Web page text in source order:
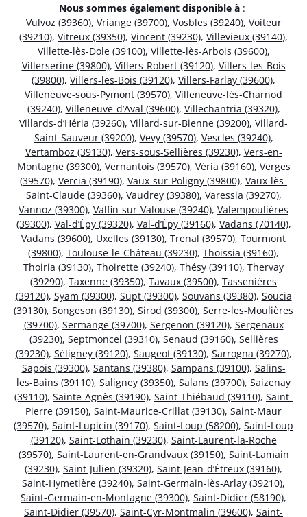
Nous sommes également disponible à :
Vulvoz (39360), Vriange (39700), Vosbles (39240), Voiteur
(39210), Vitreux (39350), Vincent (39230), Villevieux (39140),
Villette-lès-Dole (39100), Villette-lès-Arbois (39600),
Villerserine (39800), Villers-Robert (39120), Villers-les-Bois
(39800), Villers-les-Bois (39120), Villers-Farlay (39600),
Villeneuve-sous-Pymont (39570), Villeneuve-lès-Charnod
(39240), Villeneuve-d’Aval (39600), Villechantria (39320),
Villards-d’Héria (39260), Villard-sur-Bienne (39200), Villard-
Saint-Sauveur (39200), Vevy (39570), Vescles (39240),
Vertamboz (39130), Vers-sous-Sellières (39230), Vers-en-
Montagne (39300), Vernantois (39570), Véria (39160), Verges
(39570), Vercia (39190), Vaux-sur-Poligny (39800), Vaux-lès-
Saint-Claude (39360), Vaudrey (39380), Varessia (39270),
Vannoz (39300), Valfin-sur-Valouse (39240), Valempoulières
(39300), Val-d’Épy (39320), Val-d’Épy (39160), Vadans (70140),
Vadans (39600), Uxelles (39130), Trenal (39570), Tourmont
(39800), Toulouse-le-Château (39230), Thoissia (39160),
Thoiria (39130), Thoirette (39240), Thésy (39110), Thervay
(39290), Taxenne (39350), Tavaux (39500), Tassenières
(39120), Syam (39300), Supt (39300), Souvans (39380), Soucia
(39130), Songeson (39130), Sirod (39300), Serre-les-Moulières
(39700), Sermange (39700), Sergenon (39120), Sergenaux
(39230), Septmoncel (39310), Senaud (39160), Sellières
(39230), Séligney (39120), Saugeot (39130), Sarrogna (39270),
Sapois (39300), Santans (39380), Sampans (39100), Salins-
les-Bains (39110), Saligney (39350), Salans (39700), Saizenay
(39110), Sainte-Agnès (39190), Saint-Thiébaud (39110), Saint-
Pierre (39150), Saint-Maurice-Crillat (39130), Saint-Maur
(39570), Saint-Lupicin (39170), Saint-Loup (58200), Saint-Loup
(39120), Saint-Lothain (39230), Saint-Laurent-la-Roche
(39570), Saint-Laurent-en-Grandvaux (39150), Saint-Lamain
(39230), Saint-Julien (39320), Saint-Jean-d’Étreux (39160),
Saint-Hymetière (39240), Saint-Germain-lès-Arlay (39210),
Saint-Germain-en-Montagne (39300), Saint-Didier (58190),
Saint-Didier (39570), Saint-Cyr-Montmalin (39600), Saint-